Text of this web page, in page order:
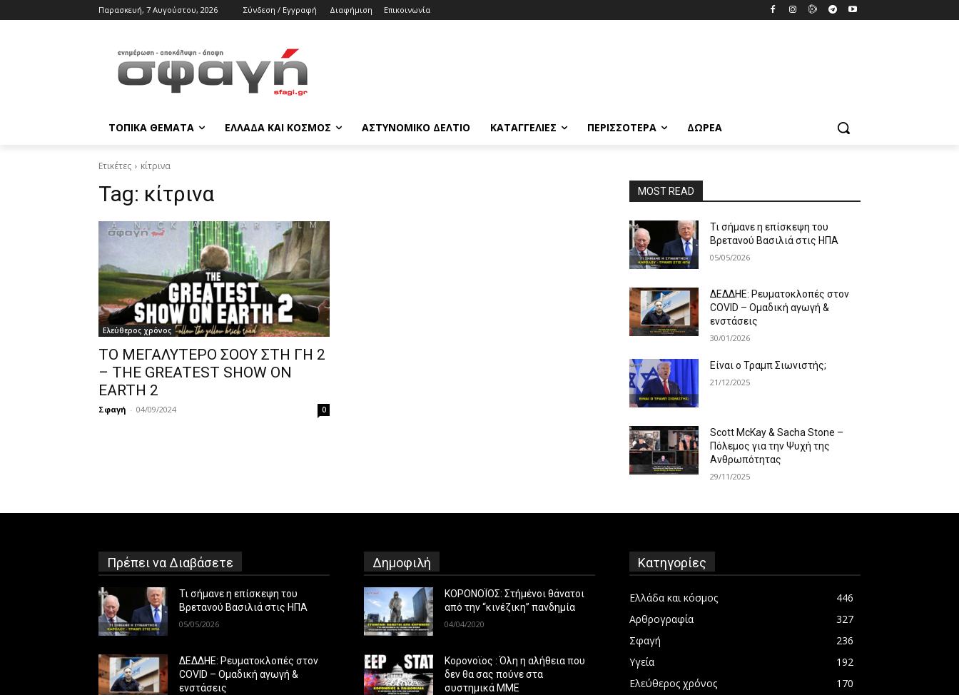
Παρασκευή, 7 Αυγούστου, 2026 Σύνδεση / Εγγραφή Διαφήμιση Επικοινωνία
ΤΟΠΙΚΑ ΘΕΜΑΤΑ ΕΛΛΑΔΑ ΚΑΙ ΚΟΣΜΟΣ ΑΣΤΥΝΟΜΙΚΟ ΔΕΛΤΙΟ ΚΑΤΑΓΓΕΛΙΕΣ ΠΕΡΙΣΣΟΤΕΡΑ ΔΩΡΕΆ
Ετικέτες κίτρινα
Tag: κίτρινα
Ελεύθερος χρόνος
ΤΟ ΜΕΓΑΛΥΤΕΡΟ ΣΟΟΥ ΣΤΗ ΓΗ 2
– THE GREATEST SHOW ON
EARTH 2
Σφαγή - 04/09/2024 0
MOST READ
Τι σήμανε η επίσκεψη του
Βρετανού Βασιλιά στις ΗΠΑ
05/05/2026
ΔΕΔΔΗΕ: Ρευματοκλοπές στον
COVID – Ομαδική αγωγή &
ενστάσεις
30/01/2026
Είναι ο Τραμπ Σιωνιστής;
21/12/2025
Scott McKay & Sacha Stone –
Πόλεμος για την Ψυχή της
Ανθρωπότητας
29/11/2025
Πρέπει να Διαβάσετε
Τι σήμανε η επίσκεψη του
Βρετανού Βασιλιά στις ΗΠΑ
05/05/2026
ΔΕΔΔΗΕ: Ρευματοκλοπές στον
COVID – Ομαδική αγωγή &
ενστάσεις
Δημοφιλή
ΚΟΡΟΝΟΪΟΣ: Στήμένοι θάνατοι
από την “κινέζικη” πανδημία
04/04/2020
Κορονοϊος : Όλη η αλήθεια που
δεν θα σας πούνε στα
συστημικά ΜΜΕ
Κατηγορίες
Ελλάδα και κόσμος
446
Αρθρογραφία
327
Σφαγή
236
Υγεία
192
Ελεύθερος χρόνος
170